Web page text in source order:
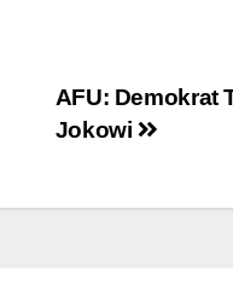
AFU: Demokrat
Jokowi